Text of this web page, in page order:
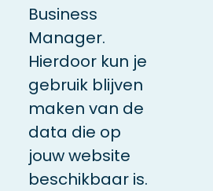
Business
Manager.
Hierdoor kun je
gebruik blijven
maken van de
data die op
jouw website
beschikbaar is.